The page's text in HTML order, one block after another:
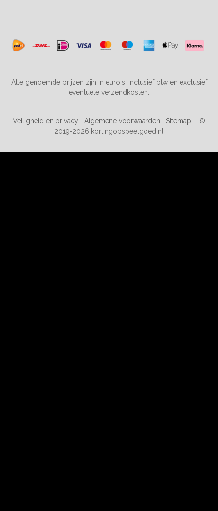
Alle genoemde prijzen zijn in euro's, inclusief btw en exclusief
eventuele verzendkosten.
Veiligheid en privacy Algemene voorwaarden Sitemap ©
2019-2026 kortingopspeelgoed.nl